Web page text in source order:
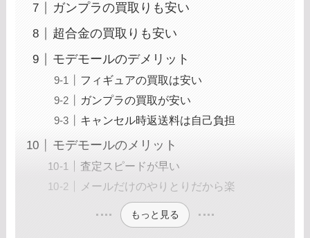
ガンプラの買取りも安い
超合金の買取りも安い
モデモールのデメリット
フィギュアの買取は安い
ガンプラの買取が安い
キャンセル時返送料は自己負担
モデモールのメリット
査定スピードが早い
メールだけのやりとりだから楽
もっと見る